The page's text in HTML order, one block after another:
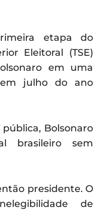
etapa do
Eleitoral (TSE)
em uma
em julho do ano
Bolsonaro
brasileiro sem
presidente. O
de